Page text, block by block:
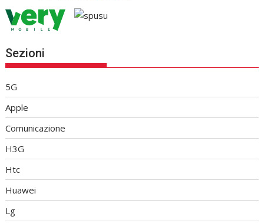
Sezioni
5G
Apple
Comunicazione
H3G
Htc
Huawei
Lg